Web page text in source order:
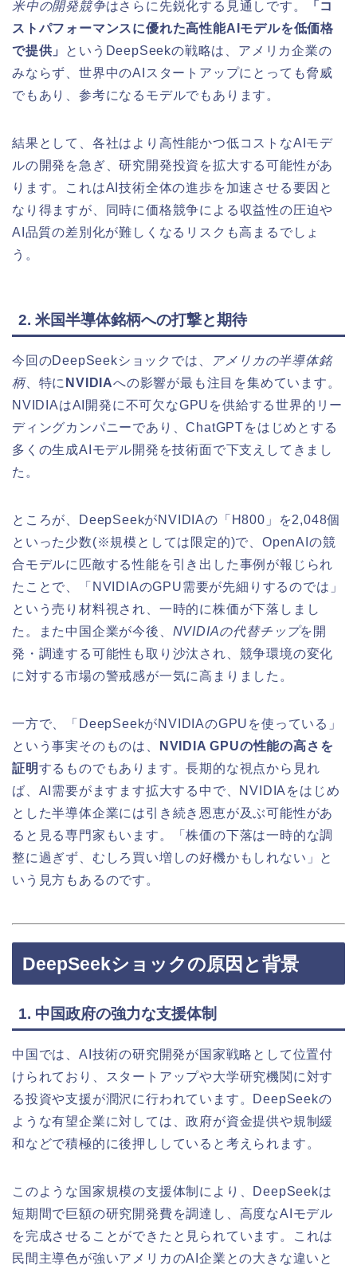
米中の開発競争はさらに先鋭化する見通しです。
「コ
ストパフォーマンスに優れた高性能AIモデルを低価格
で提供」
というDeepSeekの戦略は、アメリカ企業の
みならず、世界中のAIスタートアップにとっても脅威
でもあり、参考になるモデルでもあります。
結果として、各社はより高性能かつ低コストなAIモデ
ルの開発を急ぎ、研究開発投資を拡大する可能性があ
ります。これはAI技術全体の進歩を加速させる要因と
なり得ますが、同時に価格競争による収益性の圧迫や
AI品質の差別化が難しくなるリスクも高まるでしょ
う。
2. 米国半導体銘柄への打撃と期待
今回のDeepSeekショックでは、
アメリカの半導体銘
柄、特に NVIDIAへの影響が最も注目を集めています。
NVIDIAはAI開発に不可欠なGPUを供給する世界的リー
ディングカンパニーであり、ChatGPTをはじめとする
多くの生成AIモデル開発を技術面で下支えしてきまし
た。
ところが、DeepSeekがNVIDIAの「H800」を2,048個
といった少数(※規模としては限定的)で、OpenAIの競
合モデルに匹敵する性能を引き出した事例が報じられ
たことで、「NVIDIAのGPU需要が先細りするのでは」
という売り材料視され、一時的に株価が下落しまし
た。また中国企業が今後、 NVIDIAの代替チップを開
発・調達する可能性も取り沙汰され、競争環境の変化
に対する市場の警戒感が一気に高まりました。
一方で、「DeepSeekがNVIDIAのGPUを使っている」
という事実そのものは、
NVIDIA GPUの性能の高さを
証明するものでもあります。長期的な視点から見れ
ば、AI需要がますます拡大する中で、NVIDIAをはじめ
とした半導体企業には引き続き恩恵が及ぶ可能性があ
ると見る専門家もいます。「株価の下落は一時的な調
整に過ぎず、むしろ買い増しの好機かもしれない」と
いう見方もあるのです。
DeepSeekショックの原因と背景
1. 中国政府の強力な支援体制
中国では、AI技術の研究開発が国家戦略として位置付
けられており、スタートアップや大学研究機関に対す
る投資や支援が潤沢に行われています。DeepSeekの
ような有望企業に対しては、政府が資金提供や規制緩
和などで積極的に後押ししていると考えられます。
このような国家規模の支援体制により、DeepSeekは
短期間で巨額の研究開発費を調達し、高度なAIモデル
を完成させることができたと見られています。これは
民間主導色が強いアメリカのAI企業との大きな違いと